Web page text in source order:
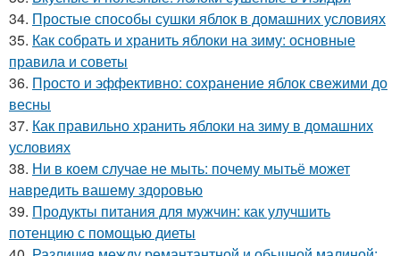
34. Простые способы сушки яблок в домашних условиях
35. Как собрать и хранить яблоки на зиму: основные
правила и советы
36. Просто и эффективно: сохранение яблок свежими до
весны
37. Как правильно хранить яблоки на зиму в домашних
условиях
38. Ни в коем случае не мыть: почему мытьё может
навредить вашему здоровью
39. Продукты питания для мужчин: как улучшить
потенцию с помощью диеты